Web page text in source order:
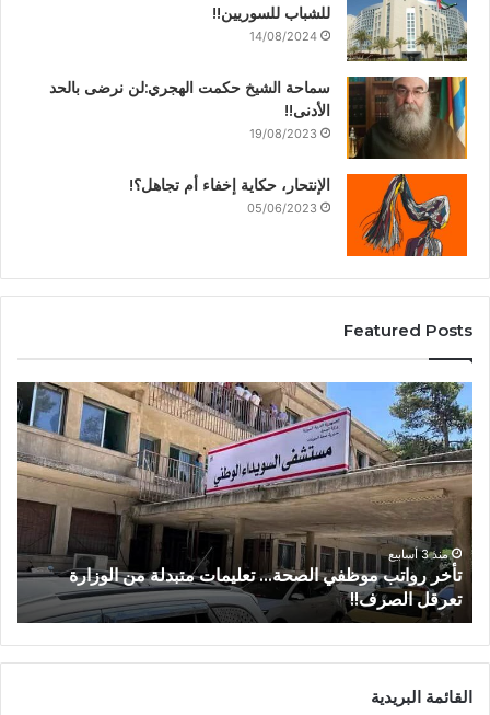
للشباب للسوريين!!
14/08/2024
سماحة الشيخ حكمت الهجري:لن نرضى بالحد
الأدنى!!
19/08/2023
الإنتحار، حكاية إخفاء أم تجاهل؟!
05/06/2023
Featured Posts
متبدلة من الوزارة
منذ 3 أسابيع
من عتيل .. تكريم يوثق إرث عالم
عساف.
القائمة البريدية